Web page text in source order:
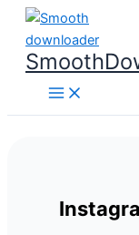
İçeriğe
atla